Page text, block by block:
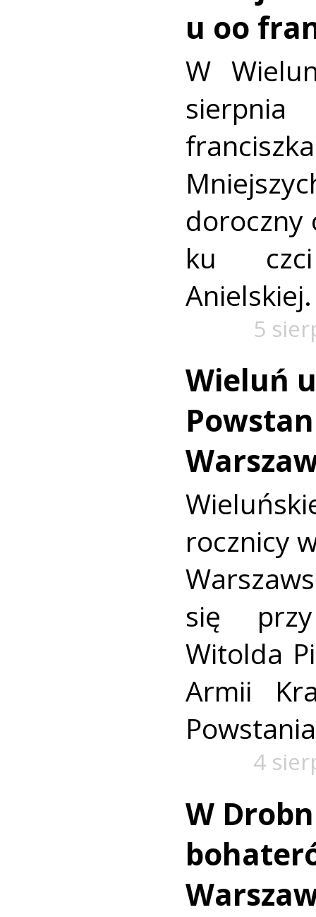
u oo
W
doroczny
ku
Anielskiej.
5
Wieluń
rocznicy
się
Witolda
Armii
4
W